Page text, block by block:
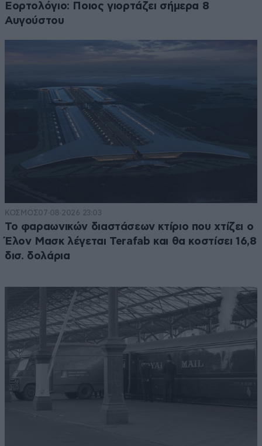
Εορτολόγιο: Ποιος γιορτάζει σήμερα 8
Αυγούστου
ΚΟΣΜΟΣ07·08·2026 23:03
Το φαραωνικών διαστάσεων κτίριο που χτίζει ο
Έλον Μασκ λέγεται Terafab και θα κοστίσει 16,8
δισ. δολάρια